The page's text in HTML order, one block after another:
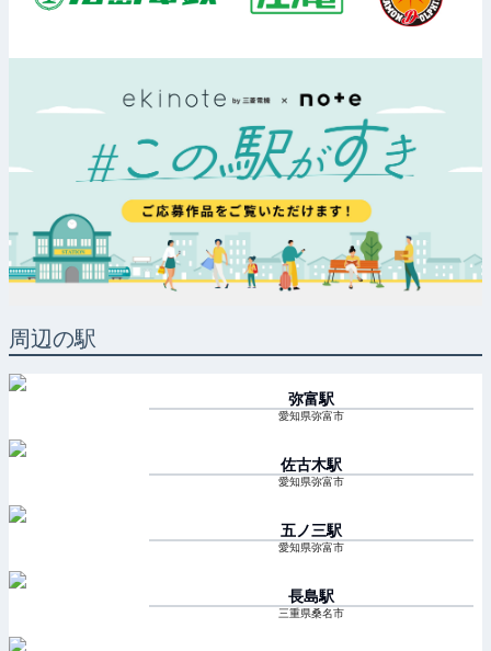
周辺の駅
弥富駅
愛知県弥富市
佐古木駅
愛知県弥富市
五ノ三駅
愛知県弥富市
長島駅
三重県桑名市